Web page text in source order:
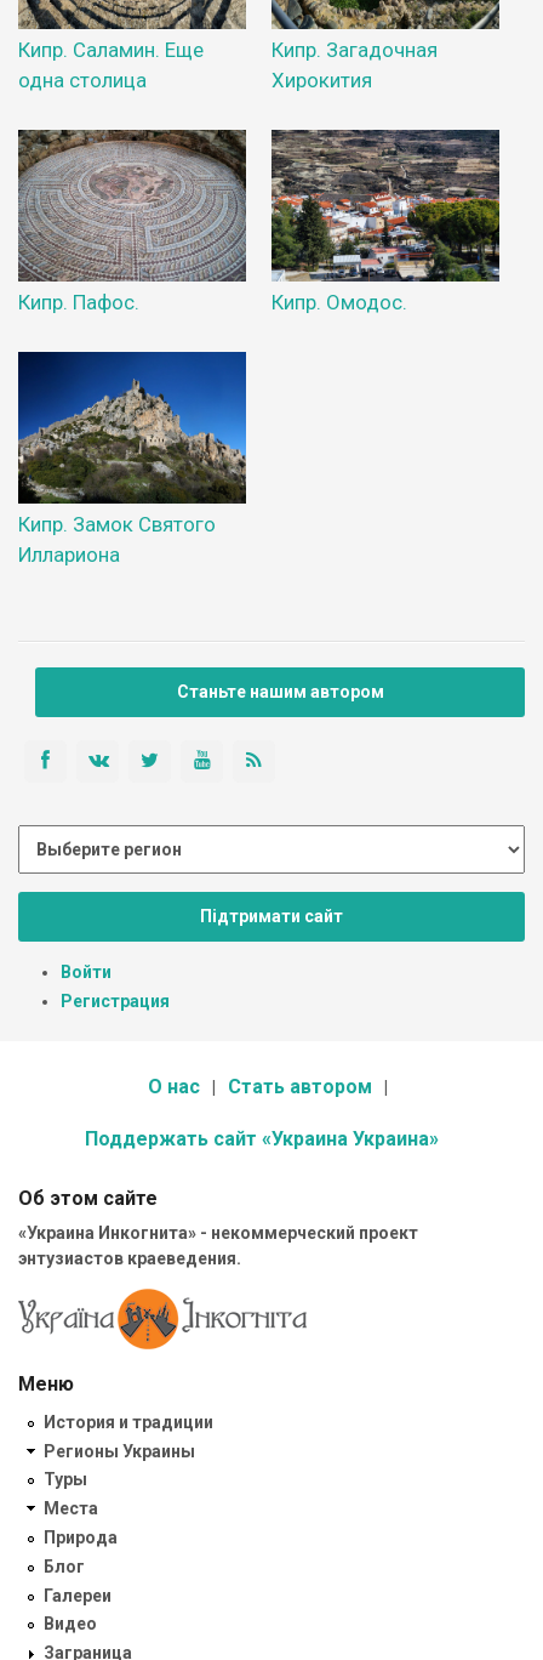
Кипр. Саламин. Еще
одна столица
Кипр. Загадочная
Хирокития
Кипр. Пафос. Кипр. Омодос.
Кипр. Замок Святого
Иллариона
Станьте нашим автором
Підтримати сайт
Войти
Регистрация
О нас Стать автором
Поддержать сайт «Украина Украина»
Об этом сайте
«Украина Инкогнита» - некоммерческий проект
энтузиастов краеведения.
Меню
История и традиции
Регионы Украины
Туры
Места
Природа
Блог
Галереи
Видео
Заграница